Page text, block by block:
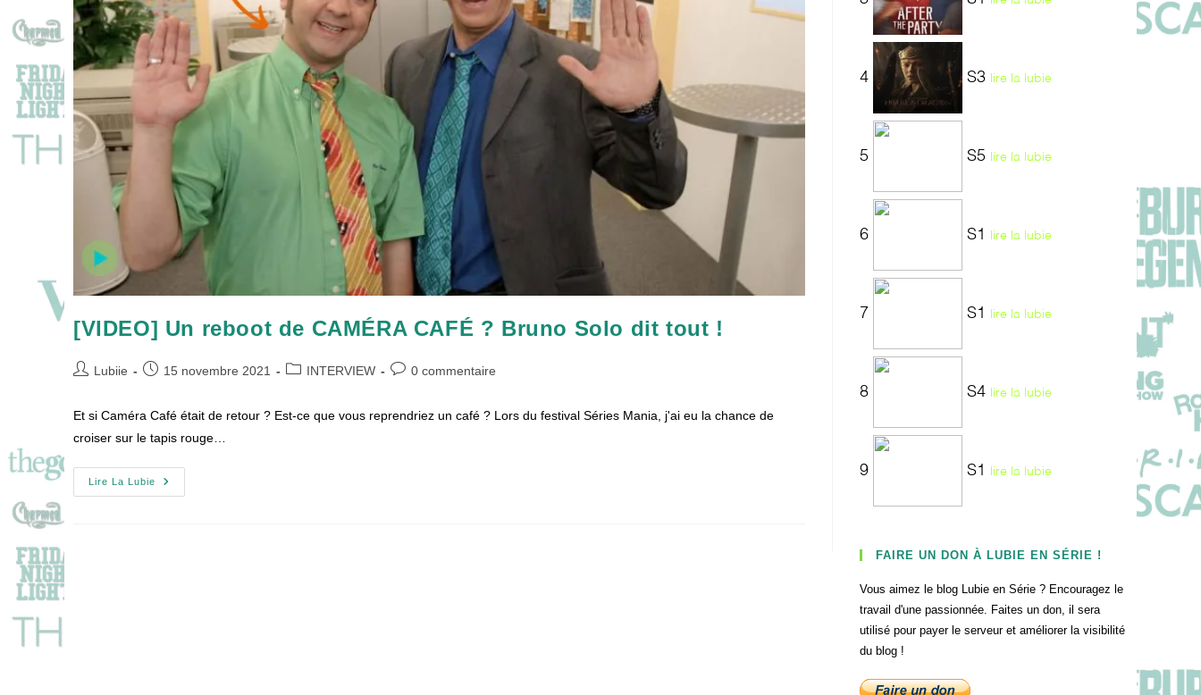
[VIDEO] Un reboot de CAMÉRA CAFÉ ? Bruno Solo dit tout !
Auteur/autrice
Lubiie
Publication
15 novembre 2021
PostINTERVIEW
Commentaires
0 commentaire
Et si Caméra Café était de retour ? Est-ce que vous reprendriez un café ? Lors du festival Séries Mania, j'ai eu la chance de
croiser sur le tapis rouge…
Lire La Lubie
[VIDEO]
Un
4 S3 lire la lubie
5 S5 lire la lubie
6 S1 lire la lubie
7 S1 lire la lubie
8 S4 lire la lubie
9 S1 lire la lubie
FAIRE UN DON À LUBIE EN SÉRIE !
Vous aimez le blog Lubie en Série ? Encouragez le
travail d'une passionnée. Faites un don, il sera
utilisé pour payer le serveur et améliorer la visibilité
du blog !